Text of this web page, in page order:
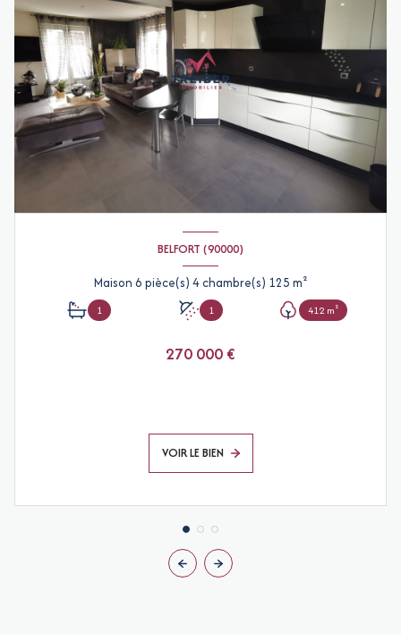
BELFORT (90000)
Maison 6 pièce(s) 4 chambre(s) 125 m²
1 1 412 m²
270 000 €
VOIR LE BIEN